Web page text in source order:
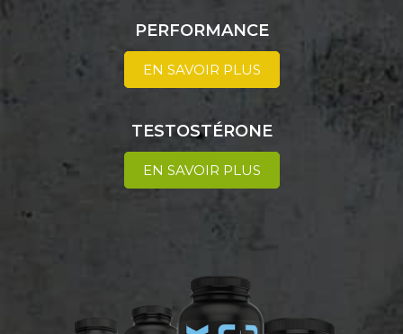
PERFORMANCE
EN SAVOIR PLUS
TESTOSTÉRONE
EN SAVOIR PLUS